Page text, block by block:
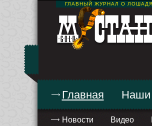
ГЛАВНЫЙ ЖУРНАЛ О
Главная
Новости Видео
Наши